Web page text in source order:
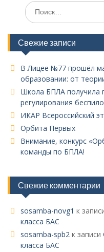
Поиск
по:
Свежие записи
В Лицее №77 прошёл
образовании: от
Школа БПЛА получила
регулирования
ИКАР Всероссийский
Орбита Первых
Внимание, конкурс
команды по БПЛА!
Свежие комментарии
sosamba-novg1 к
класса БАС
sosamba-spb2 к записи
класса БАС